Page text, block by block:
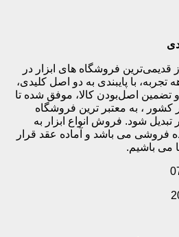
قدیمی‌ترین فروشگاه های ابزار در
با پایبندی به دو اصل کلیدی،
تضمین اصل‌بودن کالا، موفق شده تا
کشور ، به معتبر ترین فروشگاه
تبدیل شود. فروش انواع ابزار به
می باشد و آماده عقد قرار
می باشیم.